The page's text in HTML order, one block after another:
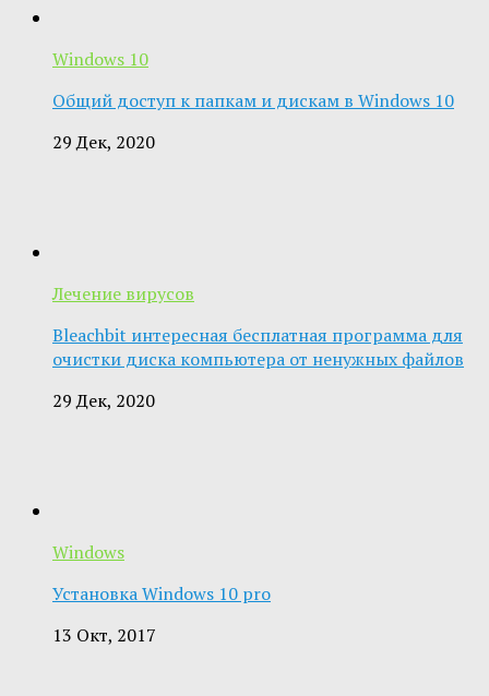
Windows 10
Общий доступ к папкам и дискам в Windows 10
29 Дек, 2020
Лечение вирусов
Bleachbit интересная бесплатная программа для
очистки диска компьютера от ненужных файлов
29 Дек, 2020
Windows
Установка Windows 10 pro
13 Окт, 2017